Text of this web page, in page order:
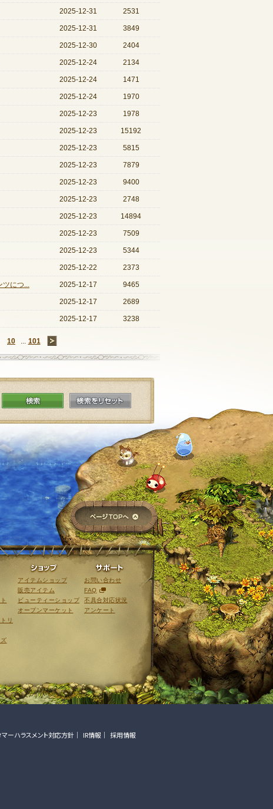
2025-12-31 2531
2025-12-31 3849
2025-12-30 2404
2025-12-24 2134
2025-12-24 1471
2025-12-24 1970
2025-12-23 1978
2025-12-23 15192
2025-12-23 5815
2025-12-23 7879
2025-12-23 9400
2025-12-23 2748
2025-12-23 14894
2025-12-23 7509
2025-12-23 5344
2025-12-22 2373
ツにつ... 2025-12-17 9465
2025-12-17 2689
2025-12-17 3238
10 ... 101
検索 検索をリセット
ページTOPへ
ライブラリ
リ
ショップ
アイテムショップ
販売アイテム
ビューティーショップ
オープンマーケット
サポート
お問い合わせ
FAQ
不具合対応状況
アンケート
マーハラスメント対応方針 IR情報
採用情報